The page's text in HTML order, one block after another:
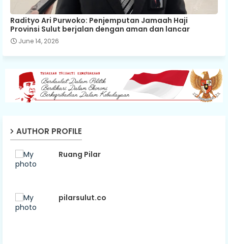
Radityo Ari Purwoko: Penjemputan Jamaah Haji
Provinsi Sulut berjalan dengan aman dan lancar
June 14, 2026
AUTHOR PROFILE
Ruang Pilar
pilarsulut.co